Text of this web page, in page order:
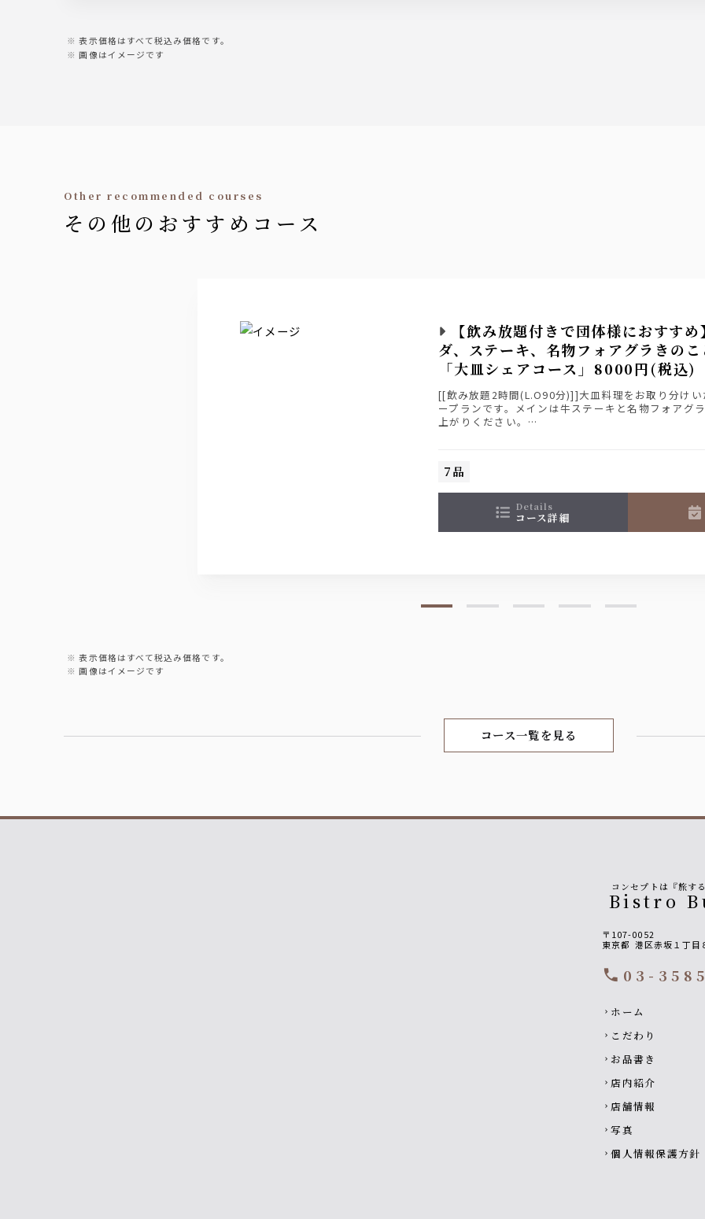
ジ・カシスグレープフルーツ・カシスウーロン
表示価格はすべて税込み価格です。
画像はイメージです
other recommended courses
その他のおすすめコース
【飲み放題付きで団体様におすす
ダ、ステーキ、名物フォアグラきの
「大皿シェアコース」8000円(税込)
[[飲み放題2時間(L.O90分)]]大皿料理をお取り分けい
ープランです。メインは牛ステーキと名物フォアグ
上がりください。
7品
details
コース詳細
表示価格はすべて税込み価格です。
画像はイメージです
コース一覧を見る
コンセプトは『旅す
Bistro
〒107-0052
東京都 港区赤坂１丁目
call 03-
Footer
chevron_right ホーム
chevron_right こだわり
chevron_right お品書き
chevron_right 店内紹介
chevron_right 店舗情報
chevron_right 写真
chevron_right 個人情報保護方針